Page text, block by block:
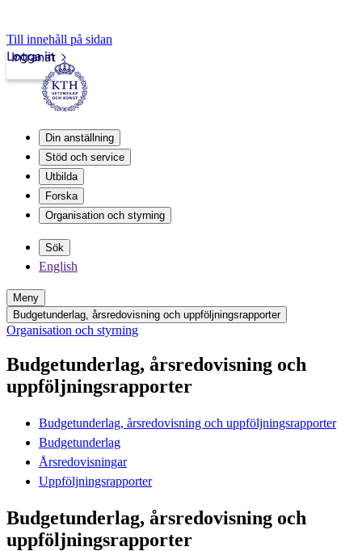
Till innehåll på sidan
Intranät
Logga in
Din anställning
Stöd och service
Utbilda
Forska
Organisation och styrning
Sök
English
Meny
Budgetunderlag, årsredovisning och uppföljningsrapporter
Organisation och styrning
Budgetunderlag, årsredovisning och
uppföljningsrapporter
Budgetunderlag, årsredovisning och uppföljningsrapporter
Budgetunderlag
Årsredovisningar
Uppföljningsrapporter
Budgetunderlag, årsredovisning och
uppföljningsrapporter